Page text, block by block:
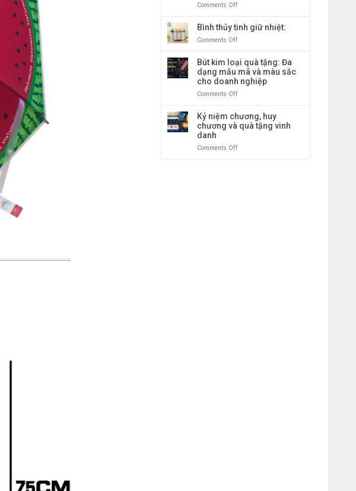
nghiệp
trọng
và
Comments Offon
giữ
nhiệt
lạnh
cao
cấp
–
tới
12
Bình thủy tinh giữ nhiệt:
Comments Offon
thủy
tinh
giữ
nhiệt:
Bút kim loại quà tặng: Đa
dạng mẫu mã và màu sắc
cho doanh nghiệp
Comments Offon
kim
loại
quà
Kỷ niệm chương, huy
chương và quà tặng vinh
danh
Comments Offon